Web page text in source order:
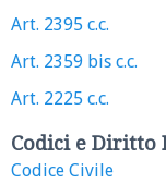
Art. 2395 c.c.
Art. 2359 bis c.c.
Art. 2225 c.c.
Codici e Diritto
Codice Civile